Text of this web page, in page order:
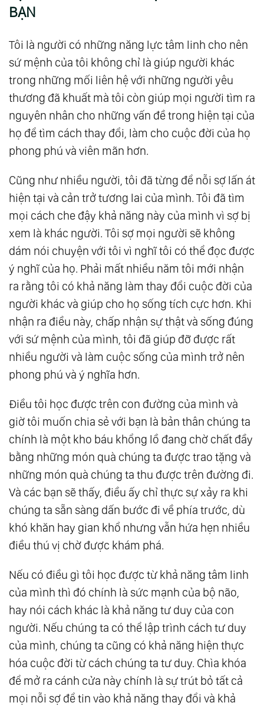
Trường Phái Tantra
12.
Gõ Cửa Thiên Đường: Biến Không Gian
Sống Trở Thành Tòa Lâu Đài Của Mình
13. Gõ Cửa Thiên Đường: Hãy Mở Tiệc Khi Sơn
Lại Nhà
14.Gõ Cửa Thiên Đường: Ngăn Tà Khí Xâm
Nhập Vào Nhà Cửa
15.Gõ Cửa Thiên Đường: Bài Tập Tha Thứ
Mình
17.Gõ Cửa Thiên Đường: Hào Quang, Cầu
Vồng, Luân Xa Và Sức Mạnh Của Màu Sắc
Gõ Cửa Thiên Đường: Văn Phòng Của Bạn
Cũng Là Không Gian Riêng Của Bạn
19.Gõ Cửa Thiên Đường: Bạn Đặt Máy Tính Ở
Đâu?
20.Gõ Cửa Thiên Đường: Mang Của Cải Và
Hạnh Phúc Đến Cho Đời Mình
21. Gõ Cửa Thiên Đường: Cho Phép Bản Thân
22.Gõ Cửa Thiên Đường: Bạn Có Bao Nhiêu
23.Gõ Cửa Thiên Đường: 3 Bài Tập Giúp Cải
Thiện Khả Năng Tập Trung
Gõ Cửa Thiên Đường: Tự Đánh Giá Sức
Mạnh Tâm Linh
25.Gõ Cửa Thiên Đường: Những Giá Trị Của
Sức Mạnh Tâm Linh
26.Gõ Cửa Thiên Đường: Tự Viết Kim Chỉ
Nam Cho Đời Mình
Những Điều Trùng Hợp Trong Cuộc Đời
28.Gõ Cửa Thiên Đường: Duy Trì Sức Khỏe
Tinh Thần Và Thể Chất-Một Số Bí Quyết Thực
Tế Có Thể Áp Dụng Hằng Ngày
29. Gõ Cửa Thiên Đường: Học Cách Thở
30. Gõ Cửa Thiên Đường: Tổng Kết Và Củng
Cố Tài Sản Của Bạn
BẠN
Tôi là người có những năng lực tâm linh cho nên
sứ mệnh của tôi không chỉ là giúp người khác
trong những mối liên hệ với những người yêu
thương đã khuất mà tôi còn giúp mọi người tìm ra
nguyên nhân cho những vấn đề trong hiện tại của
họ để tìm cách thay đổi, làm cho cuộc đời của họ
phong phú và viên mãn hơn.
Cũng như nhiều người, tôi đã từng để nỗi sợ lấn át
hiện tại và cản trở tương lai của mình. Tôi đã tìm
mọi cách che đậy khả năng này của mình vì sợ bị
xem là khác người. Tôi sợ mọi người sẽ không
dám nói chuyện với tôi vì nghĩ tôi có thể đọc được
ý nghĩ của họ. Phải mất nhiều năm tôi mới nhận
ra rằng tôi có khả năng làm thay đổi cuộc đời của
người khác và giúp cho họ sống tích cực hơn. Khi
nhận ra điều này, chấp nhận sự thật và sống đúng
với sứ mệnh của mình, tôi đã giúp đỡ được rất
nhiều người và làm cuộc sống của mình trở nên
phong phú và ý nghĩa hơn.
Ðiều tôi học được trên con đường của mình và
giờ tôi muốn chia sẻ với bạn là bản thân chúng ta
chính là một kho báu khổng lồ đang chờ chất đầy
bằng những món quà chúng ta được trao tặng và
những món quà chúng ta thu được trên đường đi.
Và các bạn sẽ thấy, điều ấy chỉ thực sự xảy ra khi
chúng ta sẵn sàng dấn bước đi về phía trước, dù
khó khăn hay gian khổ nhưng vẫn hứa hẹn nhiều
điều thú vị chờ được khám phá.
Nếu có điều gì tôi học được từ khả năng tâm linh
của mình thì đó chính là sức mạnh của bộ não,
hay nói cách khác là khả năng tư duy của con
người. Nếu chúng ta có thể lập trình cách tư duy
của mình, chúng ta cũng có khả năng hiện thực
hóa cuộc đời từ cách chúng ta tư duy. Chìa khóa
để mở ra cánh cửa này chính là sự trút bỏ tất cả
mọi nỗi sợ để tin vào khả năng thay đổi và khả